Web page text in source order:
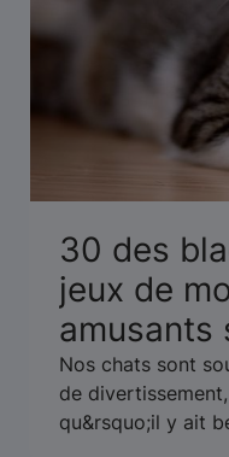
30 des
jeux de
amusants
Nos chats sont
de
qu&rsquo;il y ait